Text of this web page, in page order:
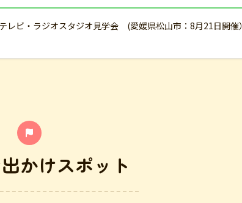
ビ・ラジオスタジオ見学会 (愛媛県松山市：8月21日開催）
かけスポット